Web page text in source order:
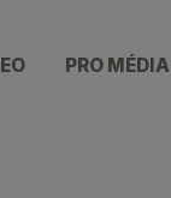
PRO MÉDIA